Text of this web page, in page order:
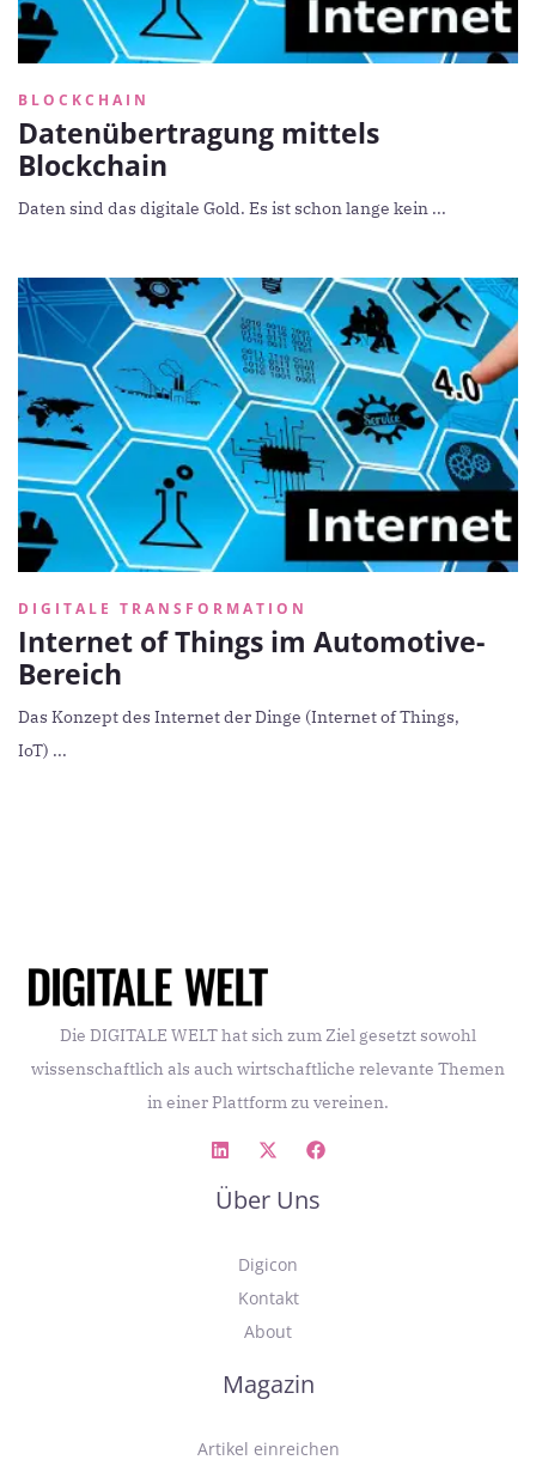
BLOCKCHAIN
Datenübertragung mittels
Blockchain
Daten sind das digitale Gold. Es ist schon lange kein ...
DIGITALE TRANSFORMATION
Internet of Things im Automotive-
Bereich
Das Konzept des Internet der Dinge (Internet of Things,
IoT) ...
Die DIGITALE WELT hat sich zum Ziel gesetzt sowohl
wissenschaftlich als auch wirtschaftliche relevante Themen
in einer Plattform zu vereinen.
Über Uns
Digicon
Kontakt
About
Magazin
Artikel einreichen